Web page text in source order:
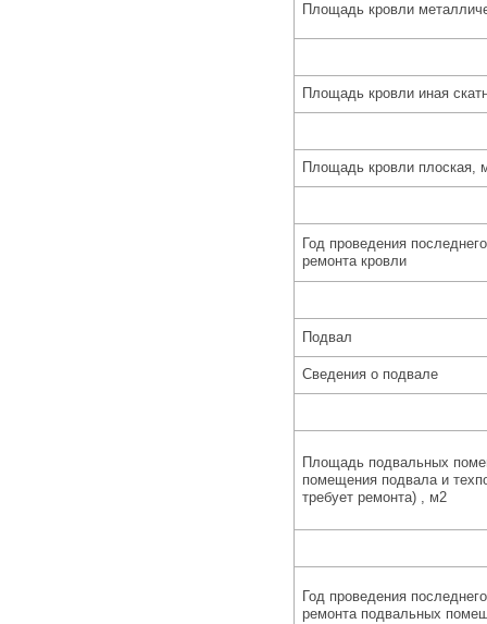
Площадь кровли
Площадь кровли иная
Площадь кровли плоская,
Год проведения
ремонта кровли
Подвал
Сведения о подвале
Площадь подвальных
помещения подвала и
требует ремонта) , м2
Год проведения
ремонта подвальных